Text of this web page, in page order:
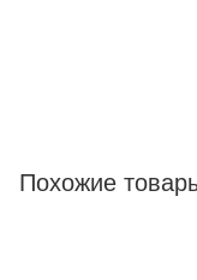
Похожие